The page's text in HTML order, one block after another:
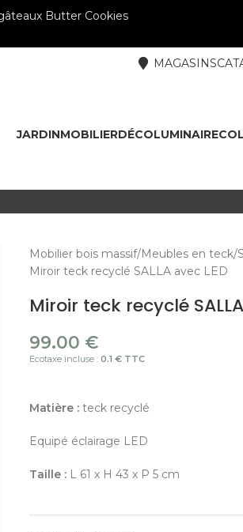
Butter Cookies
MAGASINS
JARDINMOBILIERDÉCOLUMINAIRE
Mobilier bois massif Meubles en teck
Miroir teck recyclé SALLA avec LED
Miroir teck recyclé
99.00 €
Ecotaxe incluse :0.1 € TTC
Matière :teck recyclé
Equipé éclairage LED
Taille :L 61 x H 43 x P 5 cm